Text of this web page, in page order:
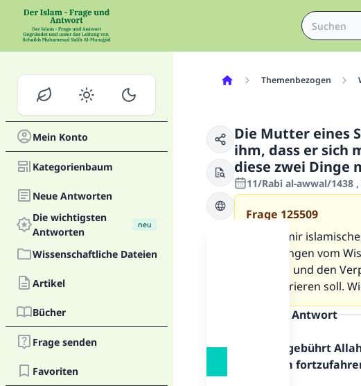
Mein Konto
Kategorienbaum
Neue Antworten
Die wichtigsten
Antworten
neu
Wissenschaftliche Dateien
Artikel
Bücher
Frage senden
Favoriten
Themenbezogen
Die Mutter eines
ihm, dass er sich
diese zwei Dinge
11/Rabi al-awwal/1438
Frage 125509
Ich will mir
das Erlangen vom
Studium und den
konzentrieren soll.
Inhalt der Antwort
Alles Lob gebührt
Allahs. Um